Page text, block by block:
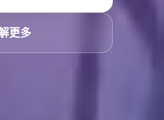
更多